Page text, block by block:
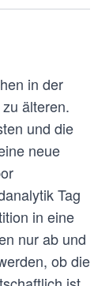
in der
älteren.
und die
neue
Tag
in eine
nur ab und
ob die